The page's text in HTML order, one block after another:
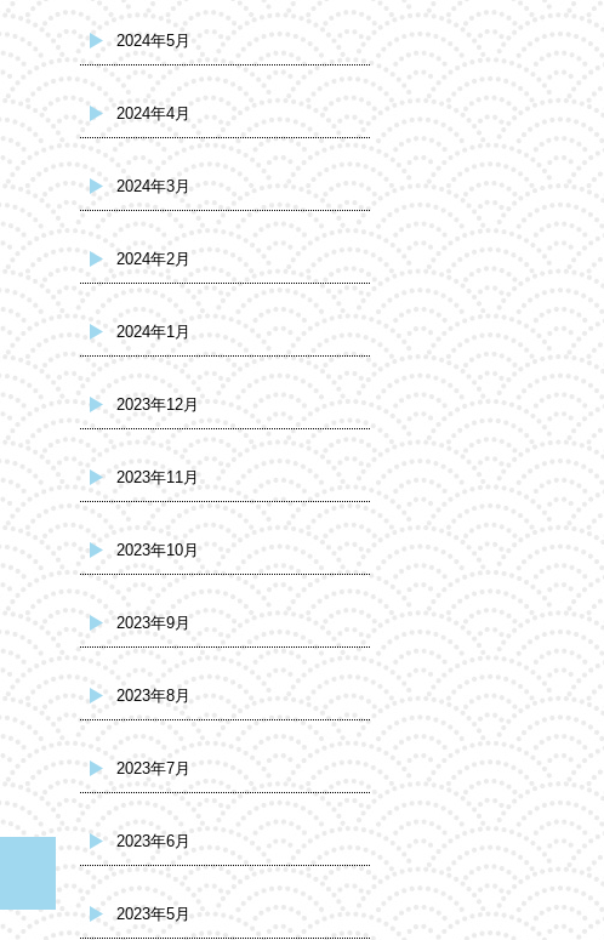
2024年5月
2024年4月
2024年3月
2024年2月
2024年1月
2023年12月
2023年11月
2023年10月
2023年9月
2023年8月
2023年7月
2023年6月
2023年5月